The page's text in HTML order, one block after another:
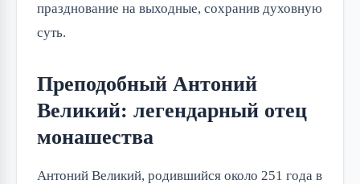
празднование на выходные, сохранив духовную
суть.
Преподобный Антоний
Великий: легендарный отец
монашества
Антоний Великий, родившийся около 251 года в